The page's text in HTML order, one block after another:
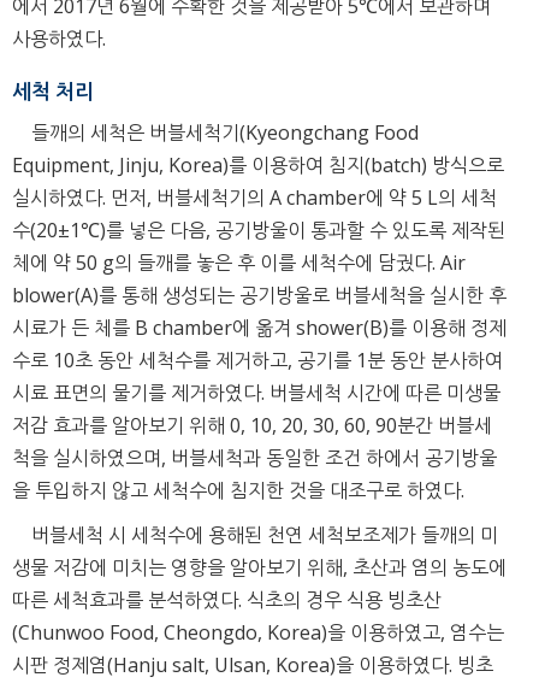
에서 2017년 6월에 수확한 것을 제공받아 5℃에서 보관하며
사용하였다.
세척 처리
들깨의 세척은 버블세척기(Kyeongchang Food
Equipment, Jinju, Korea)를 이용하여 침지(batch) 방식으로
실시하였다. 먼저, 버블세척기의 A chamber에 약 5 L의 세척
수(20±1℃)를 넣은 다음, 공기방울이 통과할 수 있도록 제작된
체에 약 50 g의 들깨를 놓은 후 이를 세척수에 담궜다. Air
blower(A)를 통해 생성되는 공기방울로 버블세척을 실시한 후
시료가 든 체를 B chamber에 옮겨 shower(B)를 이용해 정제
수로 10초 동안 세척수를 제거하고, 공기를 1분 동안 분사하여
시료 표면의 물기를 제거하였다. 버블세척 시간에 따른 미생물
저감 효과를 알아보기 위해 0, 10, 20, 30, 60, 90분간 버블세
척을 실시하였으며, 버블세척과 동일한 조건 하에서 공기방울
을 투입하지 않고 세척수에 침지한 것을 대조구로 하였다.
버블세척 시 세척수에 용해된 천연 세척보조제가 들깨의 미
생물 저감에 미치는 영향을 알아보기 위해, 초산과 염의 농도에
따른 세척효과를 분석하였다. 식초의 경우 식용 빙초산
(Chunwoo Food, Cheongdo, Korea)을 이용하였고, 염수는
시판 정제염(Hanju salt, Ulsan, Korea)을 이용하였다. 빙초